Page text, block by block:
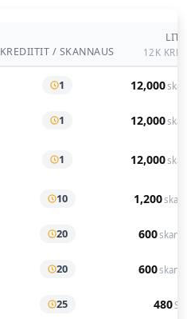
KREDIITIT / SKANNAUS
LITE
12K
1 12,000
1 12,000
1 12,000
10 1,200
20 600
20 600
25 480